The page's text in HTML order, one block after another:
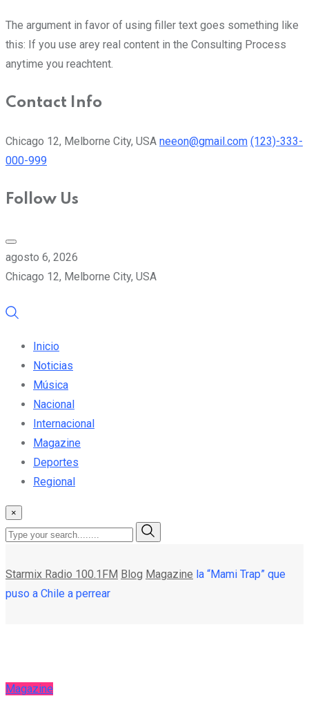
The argument in favor of using filler text goes something like
this: If you use arey real content in the Consulting Process
anytime you reachtent.
Contact Info
Chicago 12, Melborne City, USA neeon@gmail.com (123)-333-
000-999
Follow Us
agosto 6, 2026
Chicago 12, Melborne City, USA
Inicio
Noticias
Música
Nacional
Internacional
Magazine
Deportes
Regional
×
Starmix Radio 100.1FM Blog Magazine la “Mami Trap” que
puso a Chile a perrear
Magazine